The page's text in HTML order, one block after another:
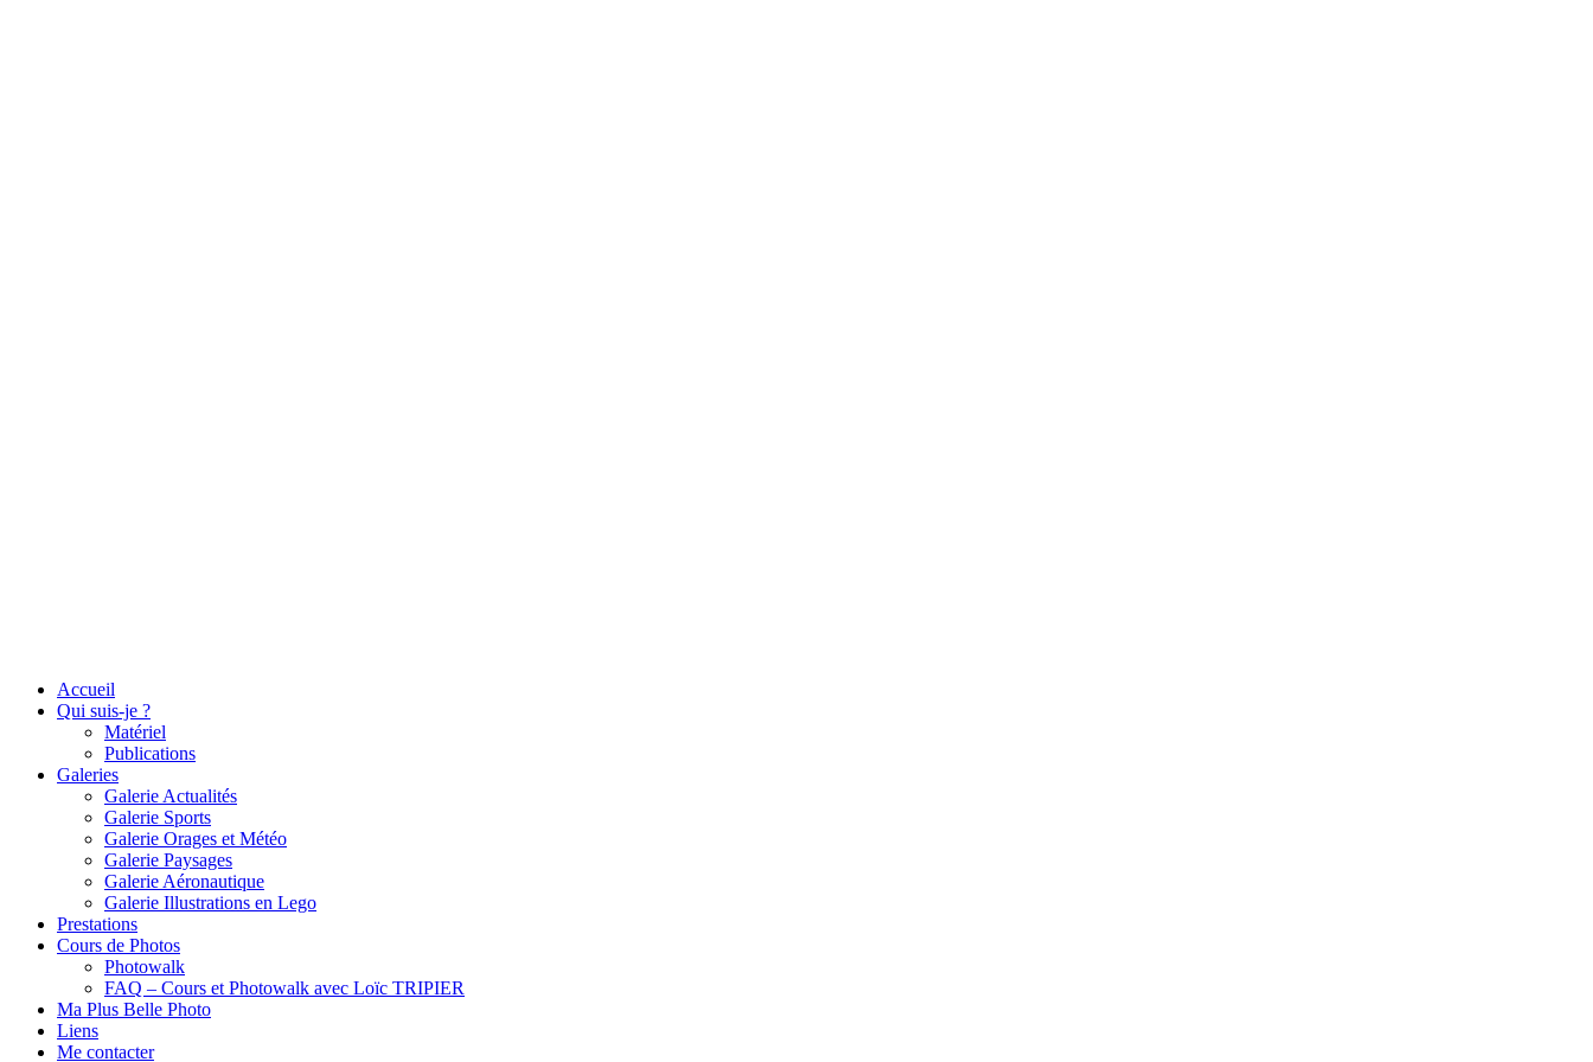
Accueil
Qui suis-je ?
Matériel
Publications
Galeries
Galerie Actualités
Galerie Sports
Galerie Orages et Météo
Galerie Paysages
Galerie Aéronautique
Galerie Illustrations en Lego
Prestations
Cours de Photos
Photowalk
FAQ – Cours et Photowalk avec Loïc TRIPIER
Ma Plus Belle Photo
Liens
Me contacter